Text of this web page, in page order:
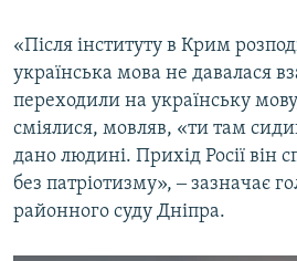
«Після інституту в Крим
українська мова не давалася
переходили на українську
сміялися, мовляв, «ти там
дано людині. Прихід Росії він
без патріотизму», ‒ зазначає
районного суду Дніпра.